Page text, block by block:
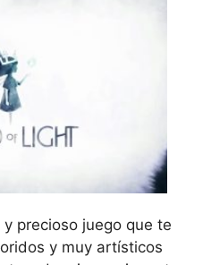
precioso juego que te
y muy artísticos